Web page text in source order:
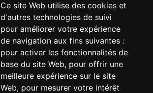
Ce site Web utilise des cookies et
d'autres technologies de suivi
pour améliorer votre expérience
de navigation aux fins suivantes :
pour activer les fonctionnalités de
base du site Web, pour offrir une
meilleure expérience sur le site
Web, pour mesurer votre intérêt